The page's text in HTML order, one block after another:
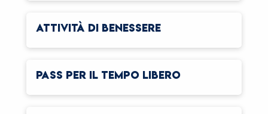
ATTIVITÀ DI BENESSERE
PASS PER IL TEMPO LIBERO